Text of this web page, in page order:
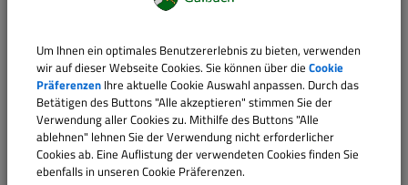
Verantwortliche Behörde
Sachgebiete
Um Ihnen ein optimales Benutzererlebnis zu bieten, verwenden
wir auf dieser Webseite Cookies. Sie können über die Cookie
Präferenzen Ihre aktuelle Cookie Auswahl anpassen. Durch das
Betätigen des Buttons "Alle akzeptieren" stimmen Sie der
Verwendung aller Cookies zu. Mithilfe des Buttons "Alle
ablehnen" lehnen Sie der Verwendung nicht erforderlicher
Cookies ab. Eine Auflistung der verwendeten Cookies finden Sie
ebenfalls in unseren Cookie Präferenzen.